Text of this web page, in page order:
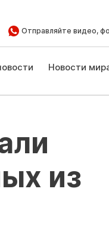
Отправляйте видео,
Новости
из